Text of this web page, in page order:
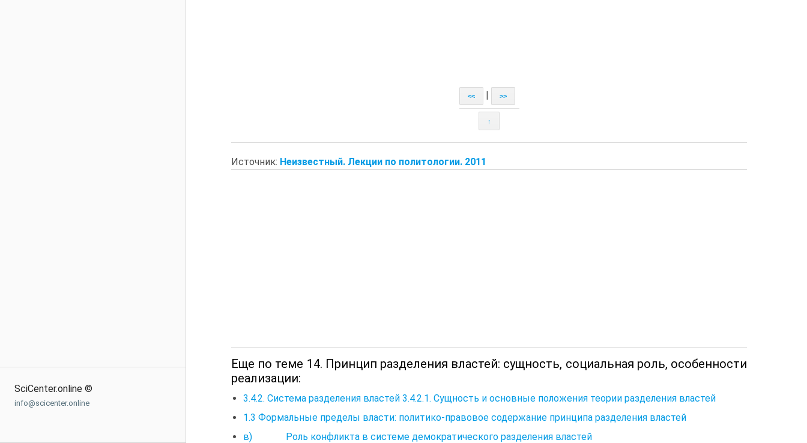
SciCenter.online ©
info@scicenter.online
<< >>
↑
Источник: Неизвестный. Лекции по политологии. 2011
Еще по теме 14. Принцип разделения властей: сущность, социальная роль, особенности
реализации:
3.4.2. Система разделения властей 3.4.2.1. Сущность и основные положения теории разделения властей
1.3 Формальные пределы власти: политико-правовое содержание принципа разделения властей
в) Роль конфликта в системе демократического разделения властей